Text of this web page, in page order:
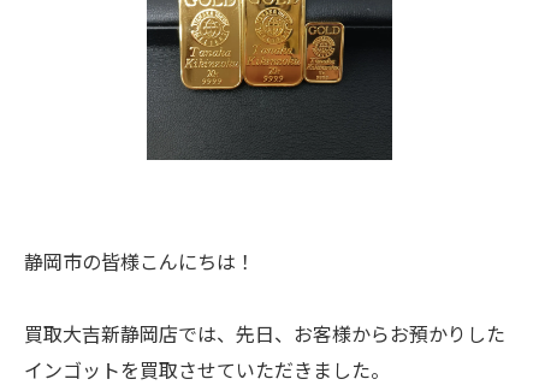
静岡市の皆様こんにちは！
買取大吉新静岡店では、先日、お客様からお預かりした
インゴットを買取させていただきました。